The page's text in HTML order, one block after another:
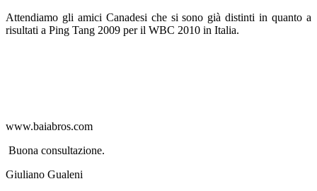
Attendiamo gli amici Canadesi che si sono già distinti in quanto a
risultati a Ping Tang 2009 per il WBC 2010 in Italia.
www.baiabros.com
Buona consultazione.
Giuliano Gualeni